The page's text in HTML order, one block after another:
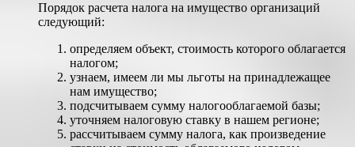
Порядок расчета налога на имущество организаций
следующий:
определяем объект, стоимость которого облагается
налогом;
узнаем, имеем ли мы льготы на принадлежащее
нам имущество;
подсчитываем сумму налогооблагаемой базы;
уточняем налоговую ставку в нашем регионе;
рассчитываем сумму налога, как произведение